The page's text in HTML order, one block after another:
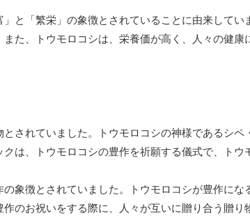
と「繁栄」の象徴とされていることに由来して
た、トウモロコシは、栄養価が高く、人々の健
されていました。トウモロコシの神様であるシ
は、トウモロコシの豊作を祈願する儀式で、トウ
象徴とされていました。トウモロコシが豊作に
のお祝いをする際に、人々が互いに贈り合う贈り